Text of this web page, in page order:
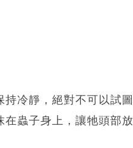
冷靜，絕對不可以試
蟲子身上，讓牠頭部